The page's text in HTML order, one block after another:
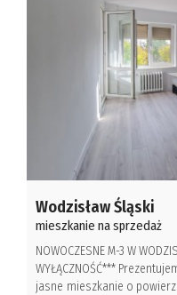
Wodzisław Śląski
mieszkanie na sprzedaż
NOWOCZESNE M-3 W
WYŁĄCZNOŚĆ***
jasne mieszkanie o